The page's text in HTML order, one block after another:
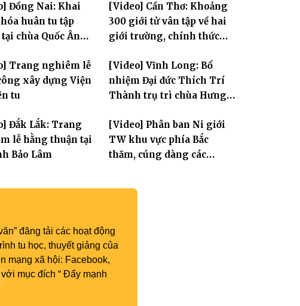
Đồng Nai: Khai
huân tu tập
chùa Quốc Ân
[Video] Cần Thơ: Khoảng
300 giới tử vân tập về hai
giới trường, chính thức
đàn Bửu Lai PL.2570
Trang nghiêm lễ
xây dựng Viện
tu
[Video] Vĩnh Long: Bổ
nhiệm Đại đức Thích Trí
Thành trụ trì chùa Hưng
Đắk Lắk: Trang
lễ hằng thuận tại
Bảo Lâm
[Video] Phân ban Ni giới
TW khu vực phía Bắc
thăm, cúng dàng các
đăng tải các hoạt động
tu học, thuyết giảng của
mạng xã hội: Facebook,
mục đích “ Đẩy mạnh